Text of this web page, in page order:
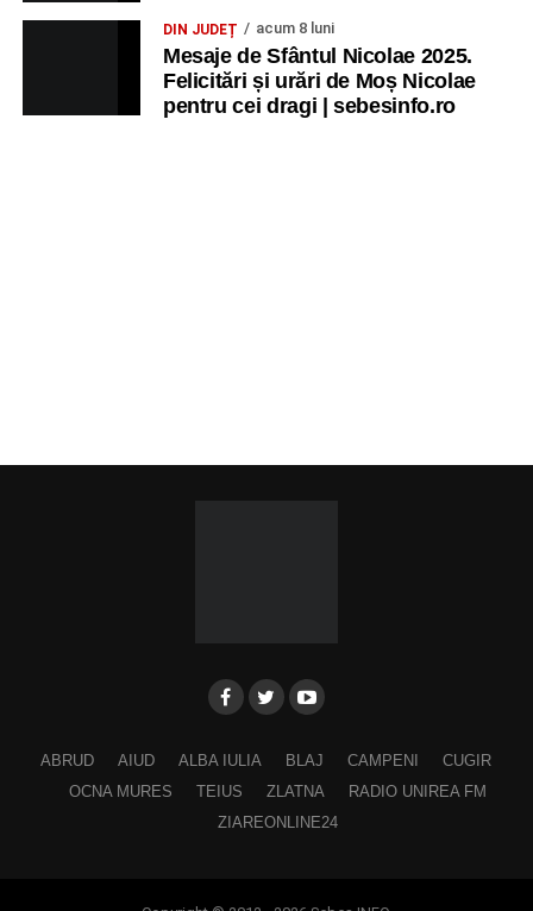
DIN JUDEȚ acum 8 luni
Mesaje de Sfântul Nicolae 2025.
Felicitări și urări de Moș Nicolae
pentru cei dragi | sebesinfo.ro
ABRUD AIUD ALBA IULIA BLAJ CAMPENI
CUGIR
OCNA MURES
TEIUS ZLATNA
RADIO UNIREA FM
ZIAREONLINE24